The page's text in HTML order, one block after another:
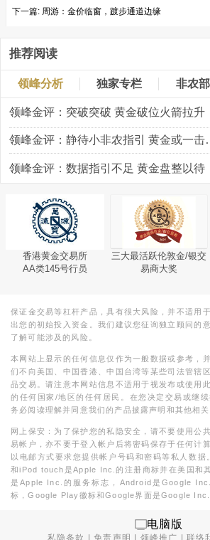
下一篇: 周游：金价临窗，踱步通道边缘
推荐阅读
领峰分析 独家专栏 非农
领峰金评：突破突破 黄金破位火箭拉升
领峰金评：静
领峰金评：数据指引不足 黄金盘整以待
香港黄金交易所
AA类145号行员
三大最活跃伦敦金/银交
易商大奖
保证金交易等杠杆产品，具有很大风险，并不适用
出您的初始投入资金。我们建议您征询独立顾问的
了解可能涉及的风险。
本网站上显示的任何信息仅作为一般数据或参考，
们不向美国、中国香港、中国台湾等某些司法管辖
品交易。请注意本网站信息不适用于视发布或使用
的任何国家/地区的任何居民。在您决定交易或继
务必阅读理解并同意我们的产品披露声明和其他相关
网上保安：为了保护您的私隐安全，请不要使用公
易帐户，亦不要于登入帐户后将密码保存于任何计
以电邮方式要求您提供帐户号码和密码等私人数
和iPod touch是Apple Inc.的注册商标并在美国和
是Apple Inc.的服务标志，Android是Google
标，Google Play徽标和Google界面是Google Inc.
电脑版
私隐条款 |免责声明 领峰推广 |联络